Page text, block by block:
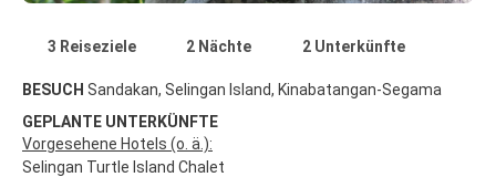
3 Reiseziele 2 Nächte 2 Unterkünfte
BESUCH Sandakan, Selingan Island, Kinabatangan-Segama
GEPLANTE UNTERKÜNFTE
Vorgesehene Hotels (o. ä.):
Selingan Turtle Island Chalet